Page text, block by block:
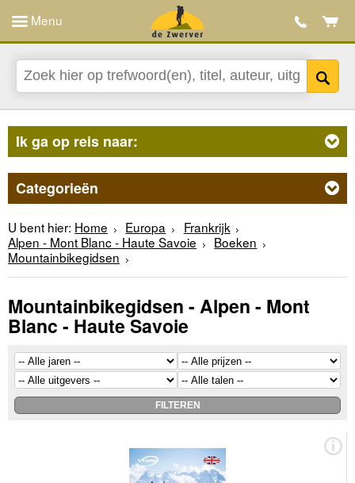
Menu
Ik ga op reis naar:
Categorieën
U bent hier: Home Europa
Frankrijk
Alpen - Mont Blanc - Haute Savoie
Boeken
Mountainbikegidsen
Mountainbikegidsen - Alpen - Mont
Blanc - Haute Savoie